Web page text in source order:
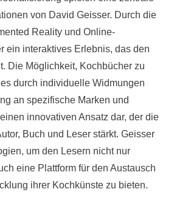
von David Geisser. Durch die
Reality und Online-
ein interaktives Erlebnis, das den
Die Möglichkeit, Kochbücher zu
durch individuelle Widmungen
an spezifische Marken und
innovativen Ansatz dar, der die
Buch und Leser stärkt. Geisser
um den Lesern nicht nur
eine Plattform für den Austausch
ihrer Kochkünste zu bieten.